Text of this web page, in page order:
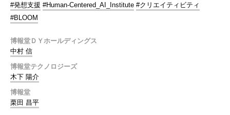
#発想支援 #Human-Centered_AI_Institute #クリエイティビティ
#BLOOM
博報堂ＤＹホールディングス
中村 信
博報堂テクノロジーズ
木下 陽介
博報堂
栗田 昌平